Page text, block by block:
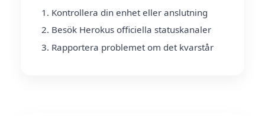
Kontrollera din enhet eller anslutning
Besök Herokus officiella statuskanaler
Rapportera problemet om det kvarstår